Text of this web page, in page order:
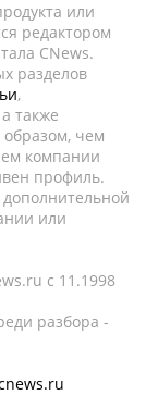
или
редактором
CNews.
разделов
,
также
образом, чем
компании
профиль.
или
c 11.1998
разбора -